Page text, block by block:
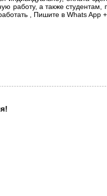
работу, а также
, Пишите в Whats App